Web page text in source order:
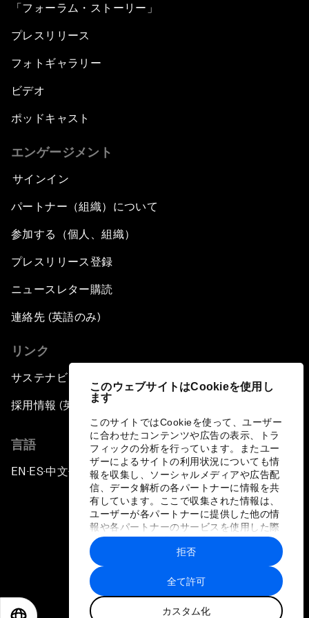
このウェブサイトはCookieを使用し
ます
このサイトではCookieを使って、ユーザー
に合わせたコンテンツや広告の表示、トラ
フィックの分析を行っています。またユー
ザーによるサイトの利用状況についても情
報を収集し、ソーシャルメディアや広告配
信、データ解析の各パートナーに情報を共
有しています。ここで収集された情報は、
ユーザーが各パートナーに提供した他の情
報や各パートナーのサービスを使用した際
に収集された情報と組み合わされ、各パー
トナーによって使用されることがありま
す。
全て許可
カスタム化
拒否
「フォーラム・ストーリー」
プレスリリース
フォトギャラリー
ビデオ
ポッドキャスト
エンゲージメント
サインイン
パートナー（組織）について
参加する（個人、組織）
プレスリリース登録
ニュースレター購読
連絡先 (英語のみ)
リンク
サステナビリティへの取り組み
採用情報 (英語のみ)
言語
EN ▪ES▪中文▪ 日本語
プライバシーポリシーと利用規約
サイトマップ
©
世界経済フォーラム